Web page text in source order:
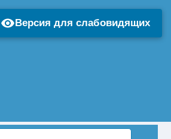
Версия для слабовидящих